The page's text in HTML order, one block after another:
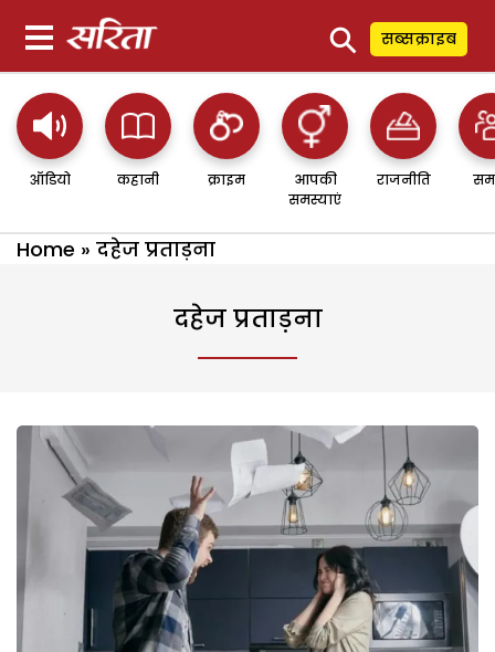
⚲ सब्सक्राइब
ऑडियो कहानी क्राइम
आपकी
समस्याएं
राजनीति
Home » दहेज प्रताड़ना
दहेज प्रताड़ना